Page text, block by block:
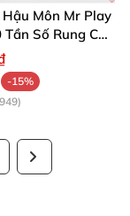
Hậu Môn Mr Play
Số Rung Cao
-15%